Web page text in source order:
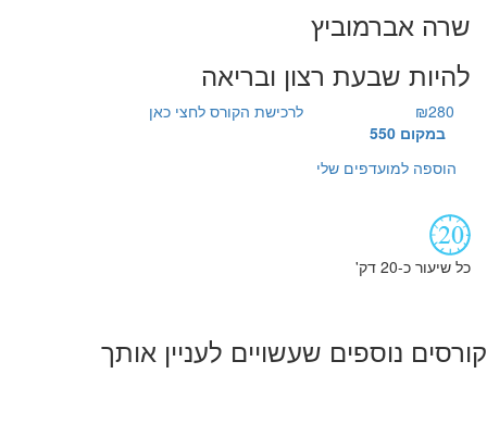
שרה אברמוביץ
להיות שבעת רצון ובריאה
לרכישת הקורס לחצי כאן
₪280
במקום 550
הוספה למועדפים שלי
כל שיעור כ-20 דק'
קורסים נוספים שעשויים לעניין אותך